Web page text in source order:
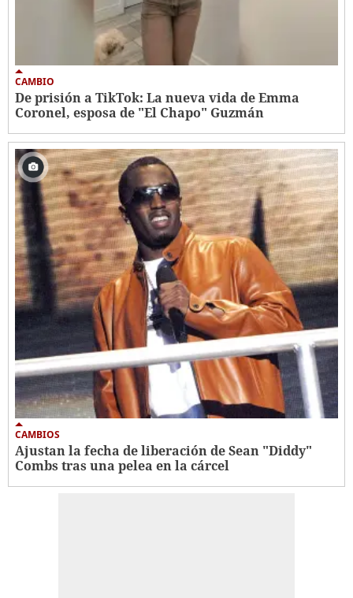
CAMBIO
De prisión a TikTok: La nueva vida de Emma
Coronel, esposa de "El Chapo" Guzmán
CAMBIOS
Ajustan la fecha de liberación de Sean "Diddy"
Combs tras una pelea en la cárcel